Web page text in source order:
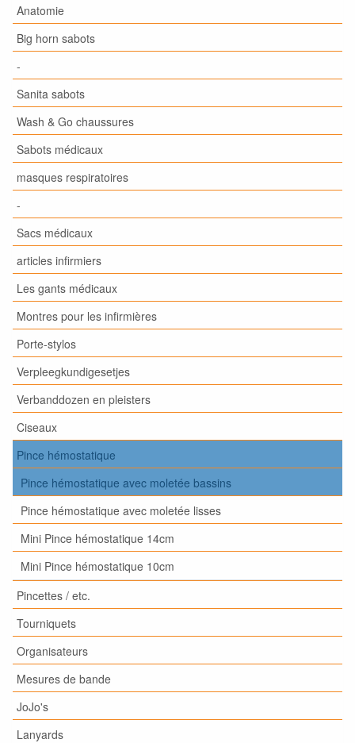
Anatomie
Big horn sabots
-
Sanita sabots
Wash & Go chaussures
Sabots médicaux
masques respiratoires
-
Sacs médicaux
articles infirmiers
Les gants médicaux
Montres pour les infirmières
Porte-stylos
Verpleegkundigesetjes
Verbanddozen en pleisters
Ciseaux
Pince hémostatique
Pince hémostatique avec moletée bassins
Pince hémostatique avec moletée lisses
Mini Pince hémostatique 14cm
Mini Pince hémostatique 10cm
Pincettes / etc.
Tourniquets
Organisateurs
Mesures de bande
JoJo's
Lanyards